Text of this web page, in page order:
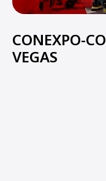
CONEXPO-
VEGAS